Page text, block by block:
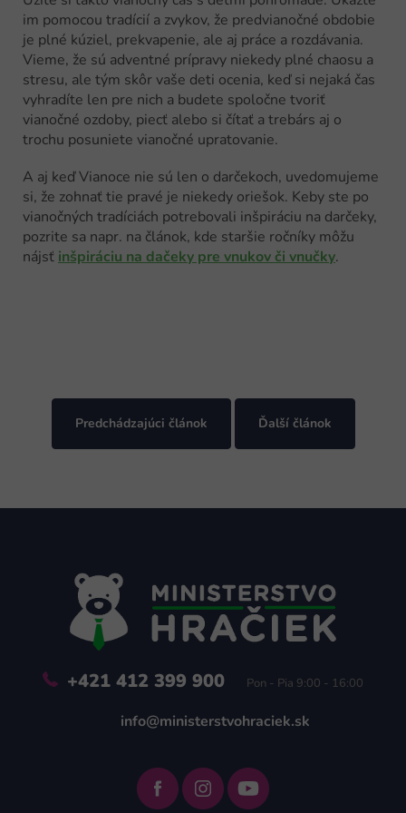
im pomocou tradícií a zvykov, že predvianočné obdobie
je plné kúziel, prekvapenie, ale aj práce a rozdávania.
Vieme, že sú adventné prípravy niekedy plné chaosu a
stresu, ale tým skôr vaše deti ocenia, keď si nejaká čas
vyhradíte len pre nich a budete spoločne tvoriť
vianočné ozdoby, piecť alebo si čítať a trebárs aj o
trochu posuniete vianočné upratovanie.
A aj keď Vianoce nie sú len o darčekoch, uvedomujeme
si, že zohnať tie pravé je niekedy oriešok. Keby ste po
vianočných tradíciách potrebovali inšpiráciu na darčeky,
pozrite sa napr. na článok, kde staršie ročníky môžu
nájsť inšpiráciu na dačeky pre vnukov či vnučky.
Predchádzajúci článok Ďalší článok
Zápätie
+421 412 399 900 Pon - Pia 9:00 - 16:00
info@ministerstvohraciek.sk